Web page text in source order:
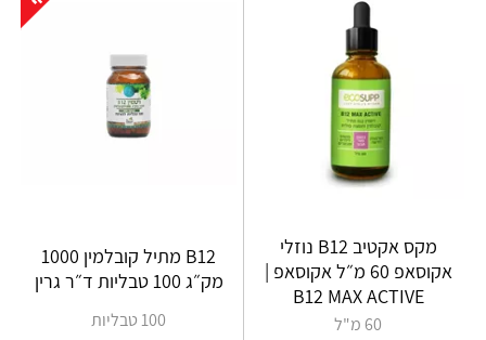
‎מקס אקטיב ‎ B‎12‎נוזלי
‎אקוסאפ 60 מ״ל אקוסאפ |
B12 MAX ACTIVE
60 מ"ל
B12 מתיל קובלמין 1000
מק״ג 100 טבליות ד״ר גרין
100 טבליות